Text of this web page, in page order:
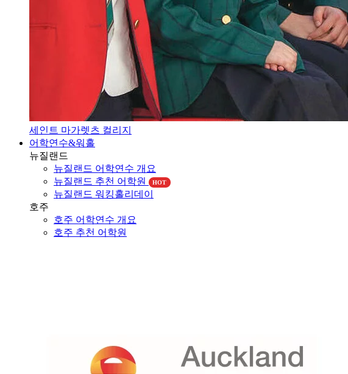
세인트 마가렛츠 컬리지
어학연수&워홀
뉴질랜드
뉴질랜드 어학연수 개요
뉴질랜드 추천 어학원
HOT
뉴질랜드 워킹홀리데이
호주
호주 어학연수 개요
호주 추천 어학원